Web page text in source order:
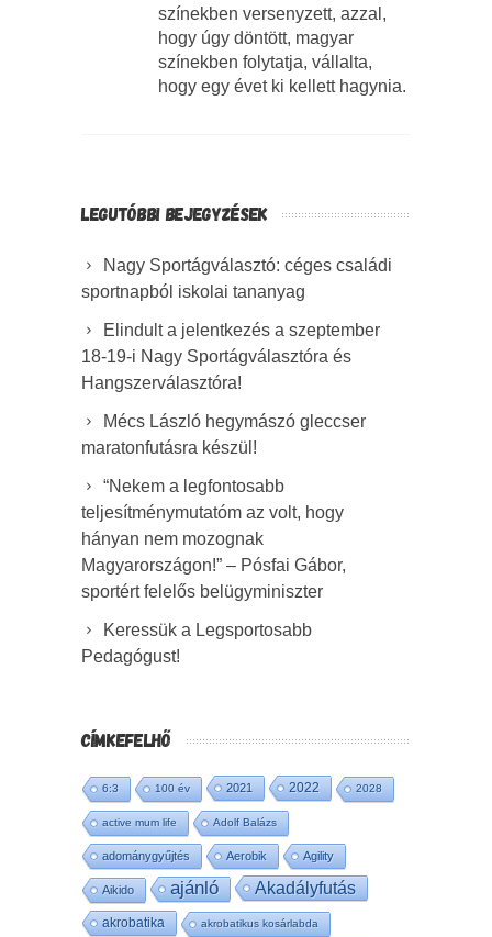
színekben versenyzett, azzal,
hogy úgy döntött, magyar
színekben folytatja, vállalta,
hogy egy évet ki kellett hagynia.
LEGUTÓBBI BEJEGYZÉSEK
Nagy Sportágválasztó: céges családi
sportnapból iskolai tananyag
Elindult a jelentkezés a szeptember
18-19-i Nagy Sportágválasztóra és
Hangszerválasztóra!
Mécs László hegymászó gleccser
maratonfutásra készül!
“Nekem a legfontosabb
teljesítménymutatóm az volt, hogy
hányan nem mozognak
Magyarországon!” – Pósfai Gábor,
sportért felelős belügyminiszter
Keressük a Legsportosabb
Pedagógust!
CÍMKEFELHŐ
6:3 100 év 2021 2022 2028
active mum life Adolf Balázs
adománygyűjtés Aerobik Agility
Aikido ajánló Akadályfutás
akrobatika akrobatikus kosárlabda